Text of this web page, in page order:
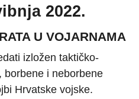
2022.
U VOJARNAMA
izložen taktičko-
borbene i neborbene
Hrvatske vojske.